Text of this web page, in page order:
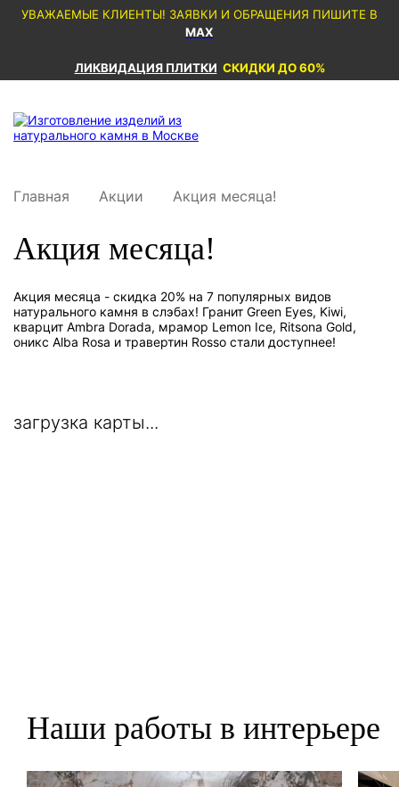
УВАЖАЕМЫЕ КЛИЕНТЫ! ЗАЯВКИ И ОБРАЩЕНИЯ ПИШИТЕ В
MAX
ЛИКВИДАЦИЯ ПЛИТКИ СКИДКИ ДО 60%
Главная Акции Акция месяца!
Акция месяца!
Акция месяца - скидка 20% на 7 популярных видов
натурального камня в слэбах! Гранит Green Eyes, Kiwi,
кварцит Ambra Dorada, мрамор Lemon Ice, Ritsona Gold,
оникс Alba Rosa и травертин Rosso стали доступнее!
загрузка карты...
Наши работы в интерьере